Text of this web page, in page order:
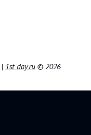
| 1st-day.ru © 2026